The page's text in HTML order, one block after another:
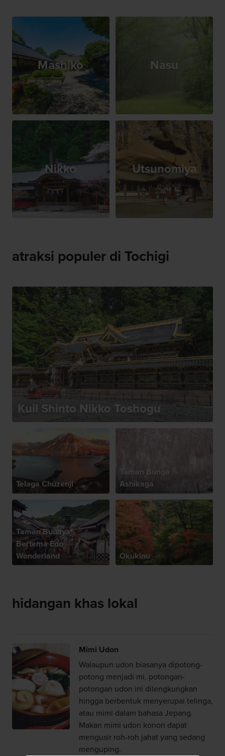
Mashiko Nasu
Nikko Utsunomiya
atraksi populer di Tochigi
Kuil Shinto Nikko Toshogu
Telaga Chuzenji
Taman Bunga
Ashikaga
Taman Budaya
Bertema Edo
Wonderland
Okukinu
hidangan khas lokal
Mimi Udon
Walaupun udon biasanya dipotong-
potong menjadi mi, potongan-
potongan udon ini dilengkungkan
hingga berbentuk menyerupai telinga,
atau mimi dalam bahasa Jepang.
Makan mimi udon konon dapat
mengusir roh-roh jahat yang sedang
menguping.